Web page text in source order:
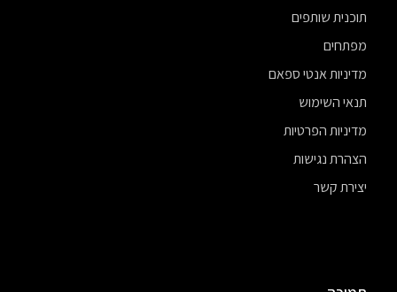
תוכנית שותפים
מפתחים
מדיניות אנטי ספאם
תנאי השימוש
מדיניות הפרטיות
הצהרת נגישות
יצירת קשר